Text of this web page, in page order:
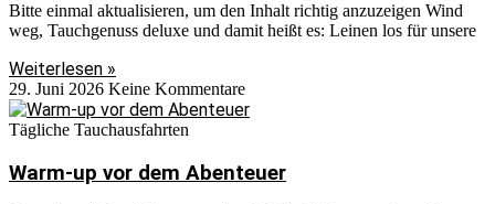
Bitte einmal aktualisieren, um den Inhalt richtig anzuzeigen Wind
weg, Tauchgenuss deluxe und damit heißt es: Leinen los für unsere
Weiterlesen »
29. Juni 2026 Keine Kommentare
Tägliche Tauchausfahrten
Warm-up vor dem Abenteuer